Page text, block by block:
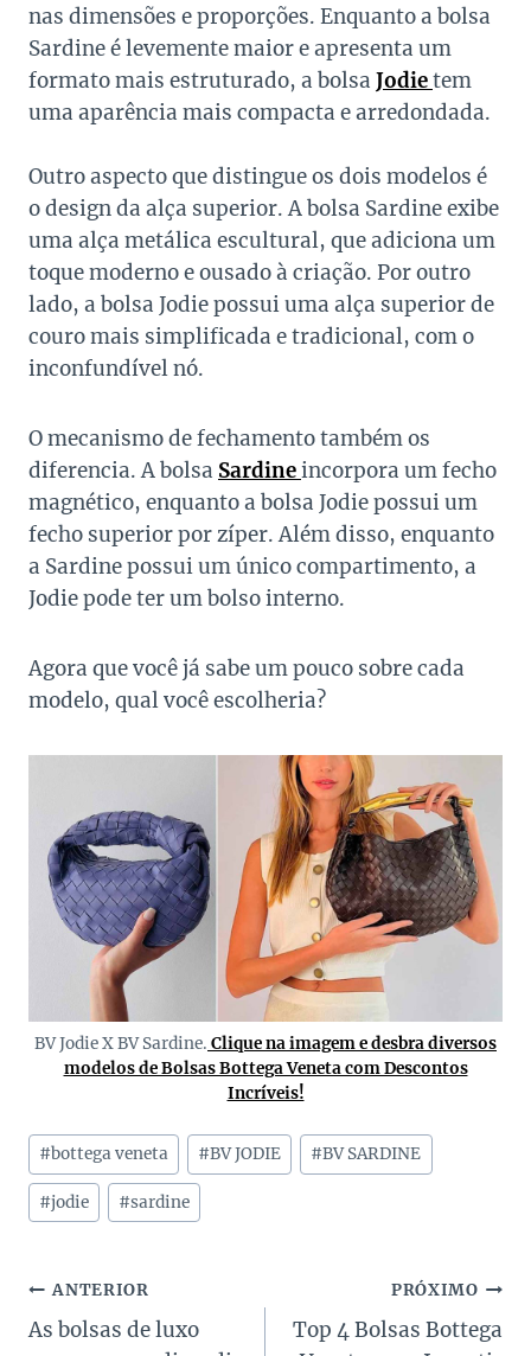
nas dimensões e proporções. Enquanto a bolsa
Sardine é levemente maior e apresenta um
formato mais estruturado, a bolsa Jodietem
uma aparência mais compacta e arredondada.
Outro aspecto que distingue os dois modelos é
o design da alça superior. A bolsa Sardine exibe
uma alça metálica escultural, que adiciona um
toque moderno e ousado à criação. Por outro
lado, a bolsa Jodie possui uma alça superior de
couro mais simplificada e tradicional, com o
inconfundível nó.
O mecanismo de fechamento também os
diferencia. A bolsa Sardineincorpora um fecho
magnético, enquanto a bolsa Jodie possui um
fecho superior por zíper. Além disso, enquanto
a Sardine possui um único compartimento, a
Jodie pode ter um bolso interno.
Agora que você já sabe um pouco sobre cada
modelo, qual você escolheria?
BV Jodie X BV Sardine. Clique na imagem e desbra diversos
modelos de Bolsas Bottega Veneta com Descontos
Incríveis!
Tags
do
Post:
#bottega veneta #BV JODIE #BV SARDINE
#jodie #sardine
Navegação
de
ANTERIOR
As bolsas de luxo
PRÓXIMO
Top 4 Bolsas Bottega